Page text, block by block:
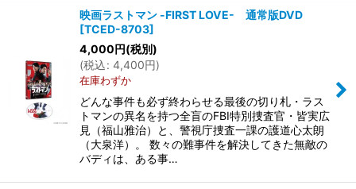
映画ラストマン -FIRST LOVE- 通常版DVD
[TCED-8703]
4,000円(税別)
(税込: 4,400円)
在庫わずか
どんな事件も必ず終わらせる最後の切り札・ラス
トマンの異名を持つ全盲のFBI特別捜査官・皆実広
見（福山雅治）と、警視庁捜査一課の護道心太朗
（大泉洋）。 数々の難事件を解決してきた無敵の
バディは、ある事…